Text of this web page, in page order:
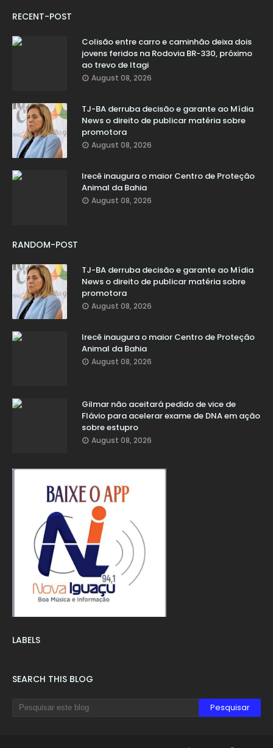
RECENT-POST
Colisão entre carro e caminhão deixa dois
jovens feridos na Rodovia BR-330, próximo
ao trevo de Itagi
August 08, 2026
TJ-BA derruba decisão e garante ao Mídia
News o direito de publicar matéria sobre
promotora
August 08, 2026
Irecê inaugura o maior Centro de Proteção
Animal da Bahia
August 08, 2026
RANDOM-POST
TJ-BA derruba decisão e garante ao Mídia
News o direito de publicar matéria sobre
promotora
August 08, 2026
Irecê inaugura o maior Centro de Proteção
Animal da Bahia
August 08, 2026
Gilmar não aceitará pedido de vice de
Flávio para acelerar exame de DNA em ação
sobre estupro
August 08, 2026
LABELS
SEARCH THIS BLOG